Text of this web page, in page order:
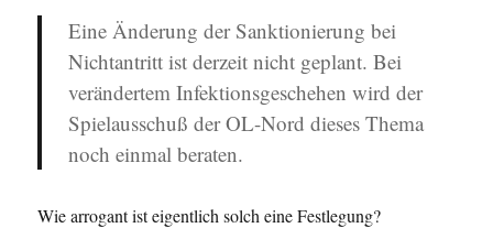
Eine Änderung der Sanktionierung bei
Nichtantritt ist derzeit nicht geplant. Bei
verändertemInfektionsgeschehen wird der
Spielausschuß der OL-Nord dieses Thema
noch einmal beraten.
Wie arrogant ist eigentlich solch eine Festlegung?